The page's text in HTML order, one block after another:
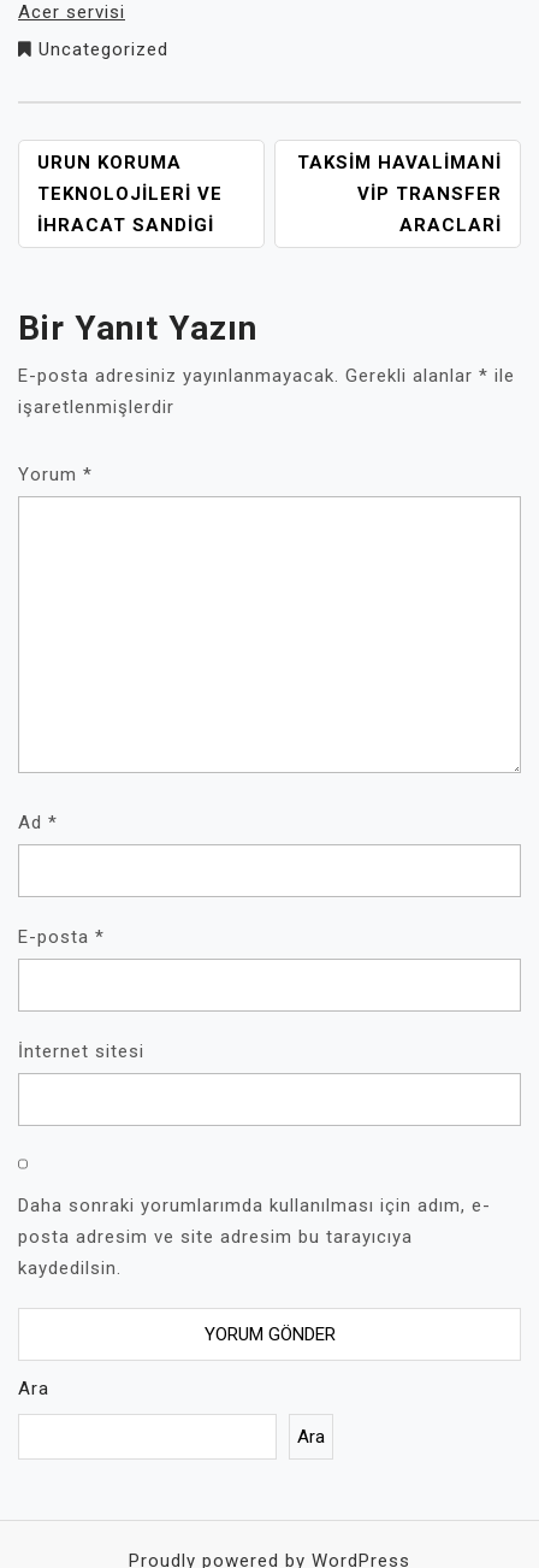
Acer servisi
Uncategorized
YAZI
GEZINMESI
URUN KORUMA
TEKNOLOJILERI VE
İHRACAT SANDIGI
TAKSIM HAVALIMANI
VIP TRANSFER
ARACLARI
Bir Yanıt Yazın
E-posta adresiniz yayınlanmayacak. Gerekli alanlar * ile
işaretlenmişlerdir
Yorum *
Ad *
E-posta *
İnternet sitesi
Daha sonraki yorumlarımda kullanılması için adım, e-
posta adresim ve site adresim bu tarayıcıya
kaydedilsin.
Ara
Ara
Proudly powered by WordPress